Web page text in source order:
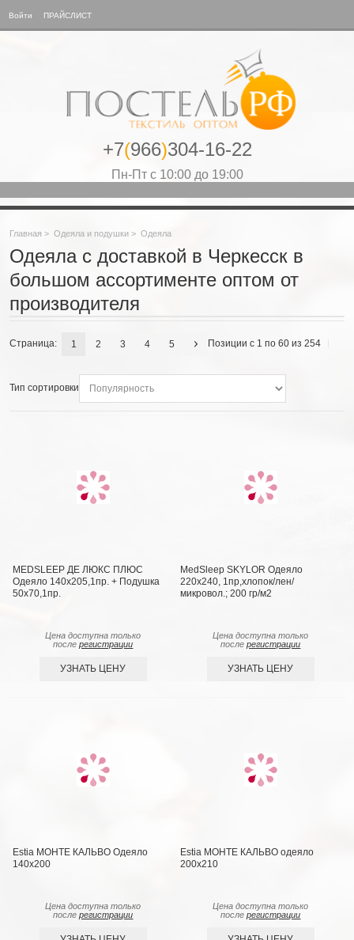
Войти ПРАЙСЛИСТ
+7(966)304-16-22
Пн-Пт с 10:00 до 19:00
Главная > Одеяла и подушки > Одеяла
Одеяла с доставкой в Черкесск в
большом ассортименте оптом от
производителя
Позиции с 1 по 60 из 254
Страница: 1 2 3 4 5
Тип сортировки
MEDSLEEP ДЕ ЛЮКС ПЛЮС
Одеяло 140х205,1пр. + Подушка
50х70,1пр.
Цена доступна только
послерегистрации
УЗНАТЬ ЦЕНУ
MedSleep SKYLOR Одеяло
220х240, 1пр,хлопок/лен/
микровол.; 200 гр/м2
Цена доступна только
послерегистрации
УЗНАТЬ ЦЕНУ
Estia МОНТЕ КАЛЬВО Одеяло
140х200
Цена доступна только
послерегистрации
Estia МОНТЕ КАЛЬВО одеяло
200х210
Цена доступна только
послерегистрации